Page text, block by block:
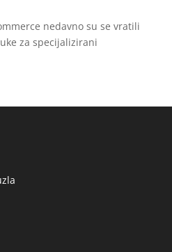
nedavno su se vratili
za specijalizirani